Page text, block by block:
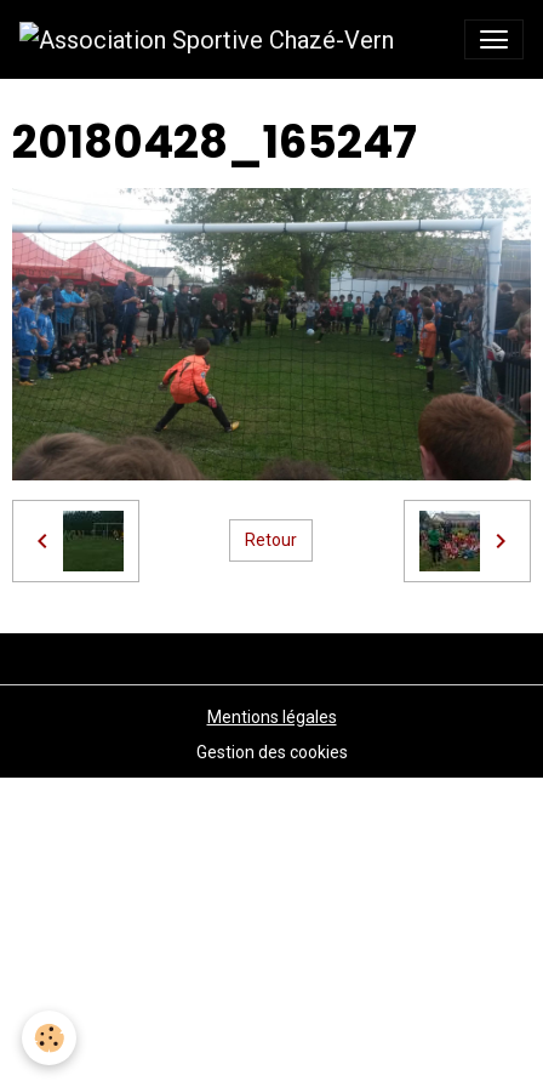
20180428_165247
Retour
Mentions légales
Gestion des cookies